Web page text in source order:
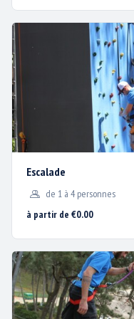
BISC’AVENTURE® –1200
05 58 82 53
Nous
Escalade
de 1 à 4 personnes
à partir de €0.00